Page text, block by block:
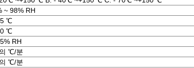
~ 98% RH
℃
℃
RH
℃/분
℃/분